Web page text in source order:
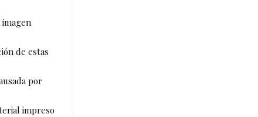
de estas
por
impreso